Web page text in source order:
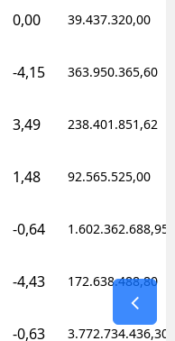
0,00 39.437.320,00
-4,15 363.950.365,60
3,49 238.401.851,62
1,48 92.565.525,00
-0,64 1.602.362.688,95
-4,43 172.638.488,80
-0,63 3.772.734.436,30